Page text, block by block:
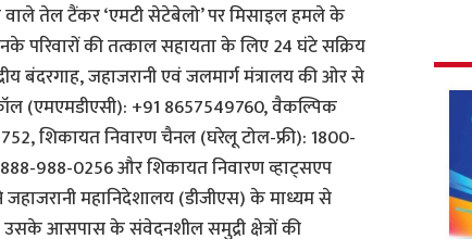
तेल टैंकर ‘एमटी सेटेबेलो’ पर मिसाइल हमले के
परिवारों की तत्काल सहायता के लिए 24 घंटे सक्रिय
बंदरगाह, जहाजरानी एवं जलमार्ग मंत्रालय की ओर से
(एमएमडीएसी): +91 8657549760, वैकल्पिक
शिकायत निवारण चैनल (घरेलू टोल-फ्री): 1800-
888-988-0256 और शिकायत निवारण व्हाट्सएप
महानिदेशालय (डीजीएस) के माध्यम से
आसपास के संवेदनशील समुद्री क्षेत्रों की